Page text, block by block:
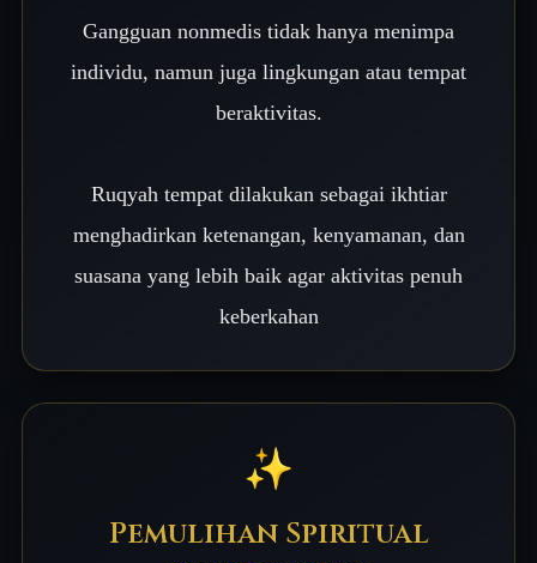
Gangguan nonmedis tidak hanya menimpa
individu, namun juga lingkungan atau tempat
beraktivitas.
Ruqyah tempat dilakukan sebagai ikhtiar
menghadirkan ketenangan, kenyamanan, dan
suasana yang lebih baik agar aktivitas penuh
keberkahan
✨
Pemulihan Spiritual